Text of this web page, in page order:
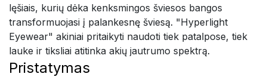
lęšiais, kurių dėka kenksmingos šviesos bangos
transformuojasi į palankesnę šviesą. "Hyperlight
Eyewear" akiniai pritaikyti naudoti tiek patalpose, tiek
lauke ir tiksliai atitinka akių jautrumo spektrą.
Pristatymas